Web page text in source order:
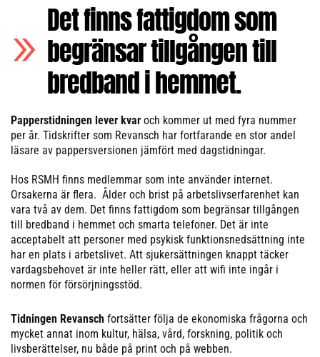
Det finns fattigdom som
begränsar tillgången till
bredband i hemmet.
Papperstidningen lever kvar och kommer ut med fyra nummer
per år. Tidskrifter som Revansch har fortfarande en stor andel
läsare av pappersversionen jämfört med dagstidningar.
Hos RSMH finns medlemmar som inte använder internet.
Orsakerna är flera. Ålder och brist på arbetslivserfarenhet kan
vara två av dem. Det finns fattigdom som begränsar tillgången
till bredband i hemmet och smarta telefoner. Det är inte
acceptabelt att personer med psykisk funktionsnedsättning inte
har en plats i arbetslivet. Att sjukersättningen knappt täcker
vardagsbehovet är inte heller rätt, eller att wifi inte ingår i
normen för försörjningsstöd.
Tidningen Revansch fortsätter följa de ekonomiska frågorna och
mycket annat inom kultur, hälsa, vård, forskning, politik och
livsberättelser, nu både på print och på webben.